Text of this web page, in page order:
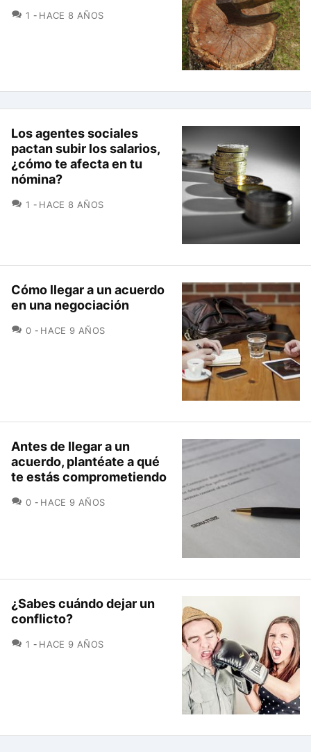
1 COMENTARIOS
HACE 8 AÑOS
Los agentes sociales
pactan subir los salarios,
¿cómo te afecta en tu
nómina?
1 COMENTARIOS
HACE 8 AÑOS
Cómo llegar a un acuerdo
en una negociación
0 COMENTARIOS
HACE 9 AÑOS
Antes de llegar a un
acuerdo, plantéate a qué
te estás comprometiendo
0 COMENTARIOS
HACE 9 AÑOS
¿Sabes cuándo dejar un
conflicto?
1 COMENTARIOS
HACE 9 AÑOS